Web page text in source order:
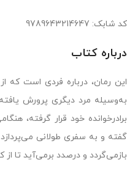
کد شابک: 9789643214647
درباره کتاب
این رمان، درباره فردی است که
به‌وسیله مرد دیگری پرورش
برادرخوانده خود قرار گرفته،
گفته و به سفری طولانی
بازمی‌گردد و درصدد برمی‌آید تا از